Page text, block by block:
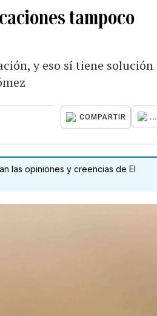
tampoco
y eso sí tiene solución
COMPARTIR ...
las opiniones y creencias de El